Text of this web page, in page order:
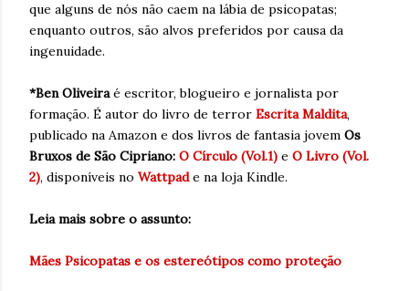
que alguns de nós não caem na lábia de psicopatas;
enquanto outros, são alvos preferidos por causa da
ingenuidade.
*Ben Oliveiraé escritor, blogueiro e jornalista por
formação. É autor do livro de terror Escrita Maldita,
publicado na Amazon e dos livros de fantasia jovem Os
Bruxos de São Cipriano: O Círculo (Vol.1) e O Livro (Vol.
2), disponíveis no Wattpade na loja Kindle.
Leia mais sobre o assunto:
Mães Psicopatas e os estereótipos como proteção